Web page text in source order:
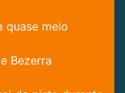
quase meio
Bezerra